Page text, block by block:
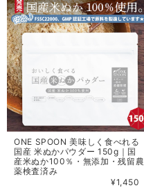
ONE SPOON 美味しく食べれる
国産 米ぬかパウダー 150g｜国
産米ぬか100％・無添加・残留農
薬検査済み
¥1,450